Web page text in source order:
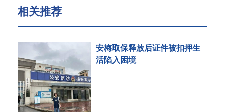
相关推荐
安梅取保释放后证件被扣押生
活陷入困境